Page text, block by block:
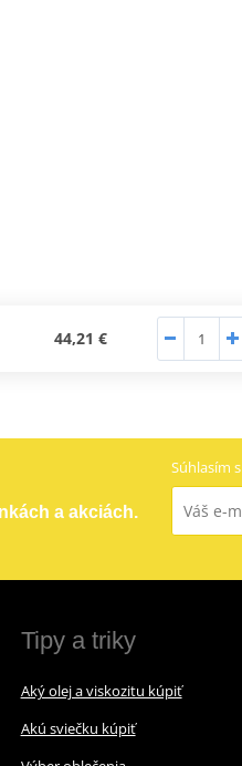
44,21 €
a akciách.
Súhlasím s
Tipy a triky
Aký olej a viskozitu kúpiť
Akú sviečku kúpiť